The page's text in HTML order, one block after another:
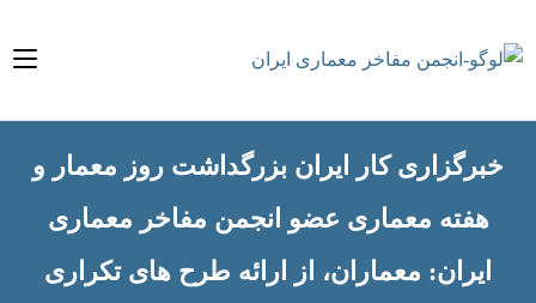
کار ایران بزرگداشت روز معمار و
هفته معماری عضو انجمن مفاخر معماری
معماران، از ارائه طرح های تکراری